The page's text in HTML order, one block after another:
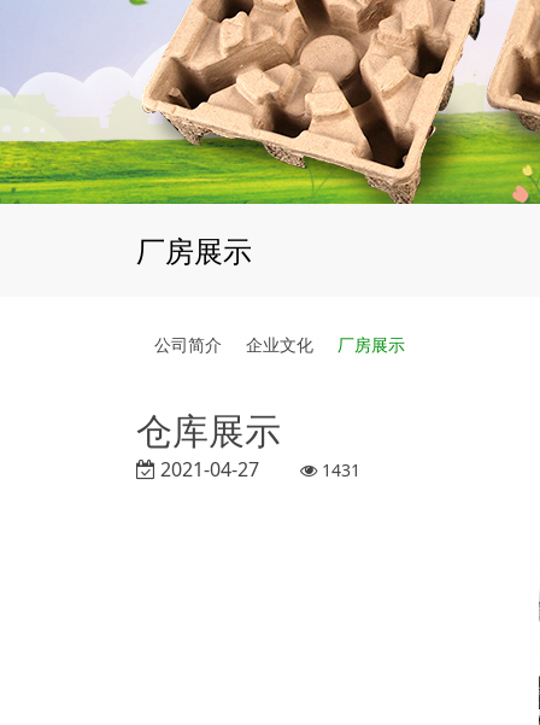
厂房展示
公司简介 企业文化 厂房展示
仓库展示
2021-04-27 1431